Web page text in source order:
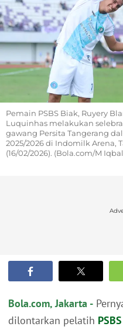
Pemain PSBS Biak, Ruyery
Luquinhas melakukan
gawang Persita Tangerang
2025/2026 di Indomilk Arena,
(16/02/2026). (Bola.com/M
Bola.com, Jakarta -
dilontarkan pelatih